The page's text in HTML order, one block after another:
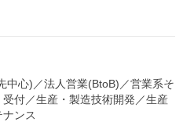
ウト お知らせ
中心) ／法人営業(BtoB) ／営業系そ
受付／生産・製造技術開発 ／生産
ンス